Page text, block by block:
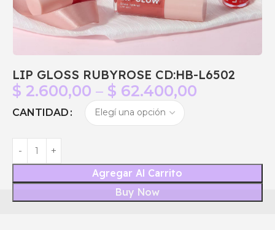
LIP GLOSS RUBYROSE CD:HB-L6502
$ 2.600,00 – $ 62.400,00
CANTIDAD
Agregar Al Carrito
Buy Now